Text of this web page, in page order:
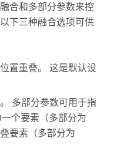
合和多部分参数来控
下三种融合选项可供
置重叠。 这是默认设
多部分参数可用于指
个要素（多部分为
要素（多部分为